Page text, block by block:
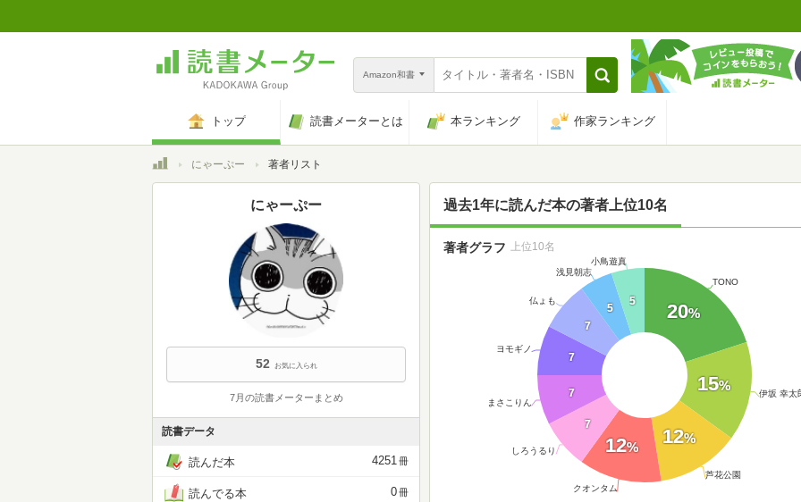
Amazon和書
トップ 読書メーターとは 本ランキング 作家ランキング
トップにゃーぷー 著者リスト
にゃーぷー
52 お気に入られ
7月の読書メーターまとめ
読書データ
読んだ本 4251冊
読んでる本 0冊
過去1年に読んだ本の著者上位10名
20%
TONO
15%
伊坂 幸太
12%
芦花公園
12%
クオンタム
7
しろうるり
7
まさこりん
7
ヨモギノ
7
仏ょも
5
浅見朝志
5
小鳥遊真
著者グラフ 上位10名